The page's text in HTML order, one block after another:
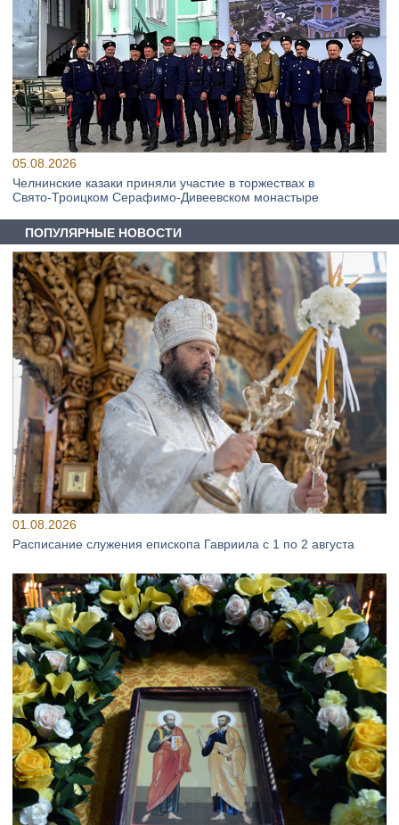
05.08.2026
Челнинские казаки приняли участие в торжествах в
Свято‑Троицком Серафимо‑Дивеевском монастыре
ПОПУЛЯРНЫЕ НОВОСТИ
01.08.2026
Расписание служения епископа Гавриила с 1 по 2 августа